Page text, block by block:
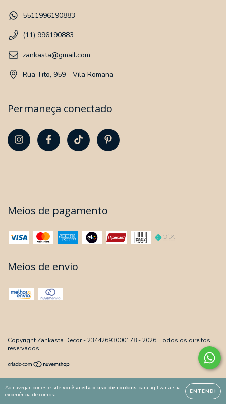
Ao navegar por este site você aceita o uso de cookies para agilizar a sua
experiência de compra.
ENTENDI
5511996190883
(11) 996190883
zankasta@gmail.com
Rua Tito, 959 - Vila Romana
Permaneça conectado
Meios de pagamento
Meios de envio
Copyright Zankasta Decor - 23442693000178 - 2026. Todos os direitos
reservados.